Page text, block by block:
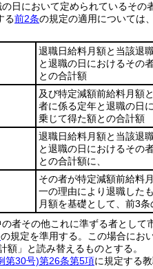
日において定められているそ
る前2条の規定の適用については、
退職日給料月額と当該退
と退職の日におけるその
との合計額
及び特定減額前給料月額
者に係る定年と退職の日
乗じて得た額との合計額
退職日給料月額と当該退
と退職の日におけるその
との合計額に、
その者が特定減額前給料
一の理由により退職した
月額を基礎として、前3
者その他これに準ずる者とし
の規定を準用する。 この場合にお
」と読み替えるものとする。
第30号)第26条第5項に規定する